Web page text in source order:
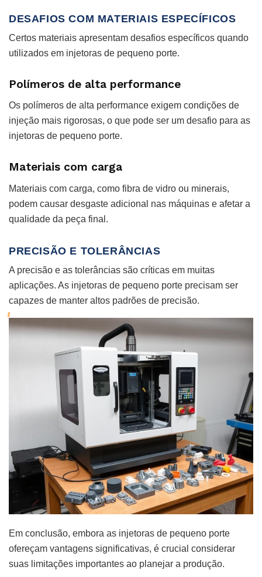
DESAFIOS COM MATERIAIS ESPECÍFICOS
Certos materiais apresentam desafios específicos quando
utilizados em injetoras de pequeno porte.
Polímeros de alta performance
Os polímeros de alta performance exigem condições de
injeção mais rigorosas, o que pode ser um desafio para as
injetoras de pequeno porte.
Materiais com carga
Materiais com carga, como fibra de vidro ou minerais,
podem causar desgaste adicional nas máquinas e afetar a
qualidade da peça final.
PRECISÃO E TOLERÂNCIAS
A precisão e as tolerâncias são críticas em muitas
aplicações. As injetoras de pequeno porte precisam ser
capazes de manter altos padrões de precisão.
Em conclusão, embora as injetoras de pequeno porte
ofereçam vantagens significativas, é crucial considerar
suas limitações importantes ao planejar a produção.